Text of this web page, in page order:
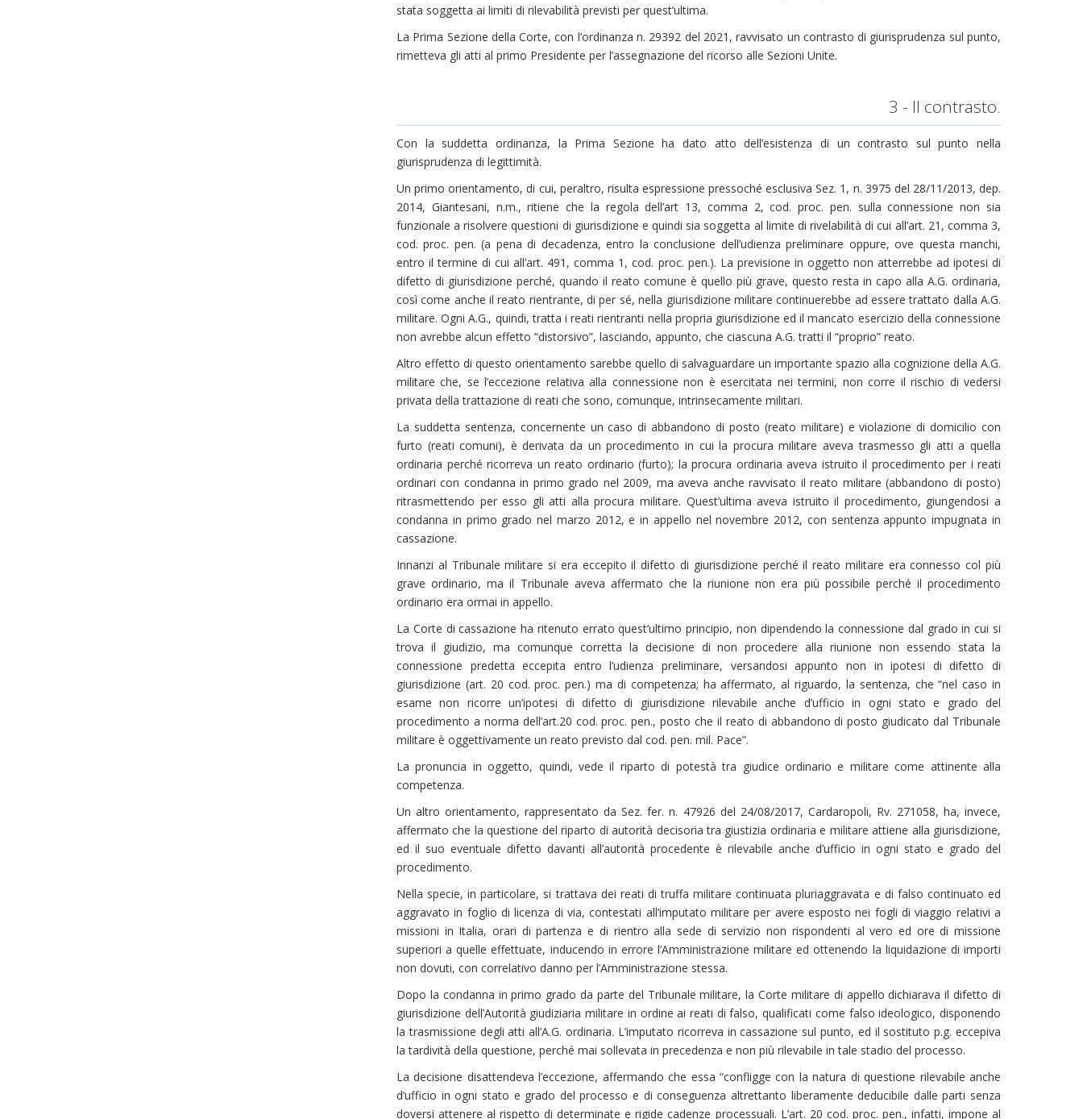
stata soggetta ai limiti di rilevabilità previsti per quest’ultima.
La Prima Sezione della Corte, con l’ordinanza n. 29392 del 2021, ravvisato un contrasto di giurisprudenza sul punto,
rimetteva gli atti al primo Presidente per l’assegnazione del ricorso alle Sezioni Unite.
3 - Il contrasto.
Con la suddetta ordinanza, la Prima Sezione ha dato atto dell’esistenza di un contrasto sul punto nella
giurisprudenza di legittimità.
Un primo orientamento, di cui, peraltro, risulta espressione pressoché esclusiva Sez. 1, n. 3975 del 28/11/2013, dep.
2014, Giantesani, n.m., ritiene che la regola dell’art 13, comma 2, cod. proc. pen. sulla connessione non sia
funzionale a risolvere questioni di giurisdizione e quindi sia soggetta al limite di rivelabilità di cui all’art. 21, comma 3,
cod. proc. pen. (a pena di decadenza, entro la conclusione dell’udienza preliminare oppure, ove questa manchi,
entro il termine di cui all’art. 491, comma 1, cod. proc. pen.). La previsione in oggetto non atterrebbe ad ipotesi di
difetto di giurisdizione perché, quando il reato comune è quello più grave, questo resta in capo alla A.G. ordinaria,
così come anche il reato rientrante, di per sé, nella giurisdizione militare continuerebbe ad essere trattato dalla A.G.
militare. Ogni A.G., quindi, tratta i reati rientranti nella propria giurisdizione ed il mancato esercizio della connessione
non avrebbe alcun effetto “distorsivo”, lasciando, appunto, che ciascuna A.G. tratti il “proprio” reato.
Altro effetto di questo orientamento sarebbe quello di salvaguardare un importante spazio alla cognizione della A.G.
militare che, se l’eccezione relativa alla connessione non è esercitata nei termini, non corre il rischio di vedersi
privata della trattazione di reati che sono, comunque, intrinsecamente militari.
La suddetta sentenza, concernente un caso di abbandono di posto (reato militare) e violazione di domicilio con
furto (reati comuni), è derivata da un procedimento in cui la procura militare aveva trasmesso gli atti a quella
ordinaria perché ricorreva un reato ordinario (furto); la procura ordinaria aveva istruito il procedimento per i reati
ordinari con condanna in primo grado nel 2009, ma aveva anche ravvisato il reato militare (abbandono di posto)
ritrasmettendo per esso gli atti alla procura militare. Quest’ultima aveva istruito il procedimento, giungendosi a
condanna in primo grado nel marzo 2012, e in appello nel novembre 2012, con sentenza appunto impugnata in
cassazione.
Innanzi al Tribunale militare si era eccepito il difetto di giurisdizione perché il reato militare era connesso col più
grave ordinario, ma il Tribunale aveva affermato che la riunione non era più possibile perché il procedimento
ordinario era ormai in appello.
La Corte di cassazione ha ritenuto errato quest’ultimo principio, non dipendendo la connessione dal grado in cui si
trova il giudizio, ma comunque corretta la decisione di non procedere alla riunione non essendo stata la
connessione predetta eccepita entro l’udienza preliminare, versandosi appunto non in ipotesi di difetto di
giurisdizione (art. 20 cod. proc. pen.) ma di competenza; ha affermato, al riguardo, la sentenza, che “nel caso in
esame non ricorre un’ipotesi di difetto di giurisdizione rilevabile anche d’ufficio in ogni stato e grado del
procedimento a norma dell’art.20 cod. proc. pen., posto che il reato di abbandono di posto giudicato dal Tribunale
militare è oggettivamente un reato previsto dal cod. pen. mil. Pace”.
La pronuncia in oggetto, quindi, vede il riparto di potestà tra giudice ordinario e militare come attinente alla
competenza.
Un altro orientamento, rappresentato da Sez. fer. n. 47926 del 24/08/2017, Cardaropoli, Rv. 271058, ha, invece,
affermato che la questione del riparto di autorità decisoria tra giustizia ordinaria e militare attiene alla giurisdizione,
ed il suo eventuale difetto davanti all’autorità procedente è rilevabile anche d’ufficio in ogni stato e grado del
procedimento.
Nella specie, in particolare, si trattava dei reati di truffa militare continuata pluriaggravata e di falso continuato ed
aggravato in foglio di licenza di via, contestati all’imputato militare per avere esposto nei fogli di viaggio relativi a
missioni in Italia, orari di partenza e di rientro alla sede di servizio non rispondenti al vero ed ore di missione
superiori a quelle effettuate, inducendo in errore l’Amministrazione militare ed ottenendo la liquidazione di importi
non dovuti, con correlativo danno per l’Amministrazione stessa.
Dopo la condanna in primo grado da parte del Tribunale militare, la Corte militare di appello dichiarava il difetto di
giurisdizione dell’Autorità giudiziaria militare in ordine ai reati di falso, qualificati come falso ideologico, disponendo
la trasmissione degli atti all’A.G. ordinaria. L’imputato ricorreva in cassazione sul punto, ed il sostituto p.g. eccepiva
la tardività della questione, perché mai sollevata in precedenza e non più rilevabile in tale stadio del processo.
La decisione disattendeva l’eccezione, affermando che essa “confligge con la natura di questione rilevabile anche
d’ufficio in ogni stato e grado del processo e di conseguenza altrettanto liberamente deducibile dalle parti senza
doversi attenere al rispetto di determinate e rigide cadenze processuali. L’art. 20 cod. proc. pen., infatti, impone al